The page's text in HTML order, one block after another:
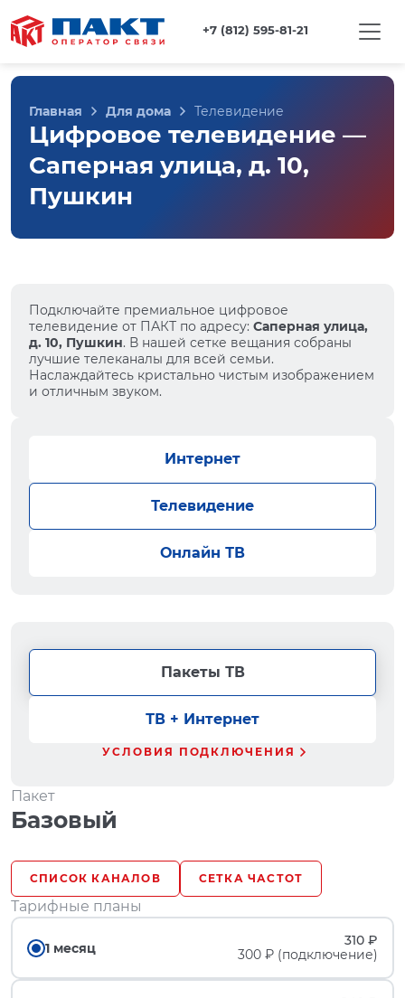
+7 (812) 595-81-21
Главная Для дома Телевидение
Цифровое телевидение —
Саперная улица, д. 10,
Пушкин
Подключайте премиальное цифровое
телевидение от ПАКТ по адресу: Саперная улица,
д. 10, Пушкин. В нашей сетке вещания собраны
лучшие телеканалы для всей семьи.
Наслаждайтесь кристально чистым изображением
и отличным звуком.
Интернет
Телевидение
Онлайн ТВ
Пакеты ТВ
ТВ + Интернет
УСЛОВИЯ ПОДКЛЮЧЕНИЯ
Пакет
Базовый
СПИСОК КАНАЛОВ СЕТКА ЧАСТОТ
Тарифные планы
1 месяц
310 ₽
300 ₽ (подключение)